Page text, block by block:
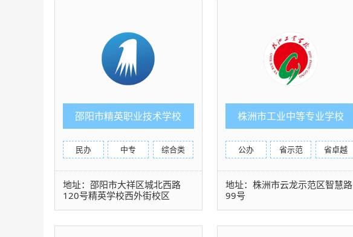
邵阳市精英职业技术学校
民办 中专 综合类
地址：邵阳市大祥区城北西路
120号精英学校西外街校区
株洲市工业中等专业学校
公办 省示范 省卓越
地址：株洲市云龙示范区智慧路
99号